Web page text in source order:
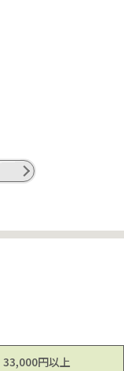
33,000円以上